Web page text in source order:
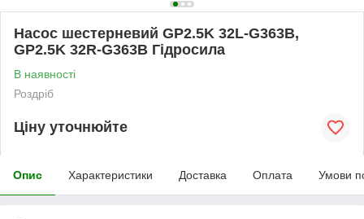
Насос шестерневий GP2.5K 32L-G363B,
GP2.5K 32R-G363B Гідросила
В наявності
Роздріб
Ціну уточнюйте
Опис Характеристики Доставка Оплата Умови